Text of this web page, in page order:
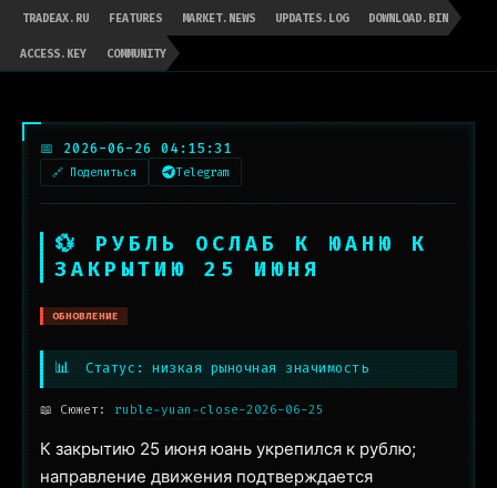
TRADEAX.RU FEATURES MARKET.NEWS UPDATES.LOG DOWNLOAD.BIN
ACCESS.KEY COMMUNITY
📅 2026-06-26 04:15:31
🔗 Поделиться Telegram
💱 РУБЛЬ ОСЛАБ К ЮАНЮ К
ЗАКРЫТИЮ 25 ИЮНЯ
ОБНОВЛЕНИЕ
📊 Статус: низкая рыночная значимость
📖 Сюжет: ruble-yuan-close-2026-06-25
К закрытию 25 июня юань укрепился к рублю;
направление движения подтверждается